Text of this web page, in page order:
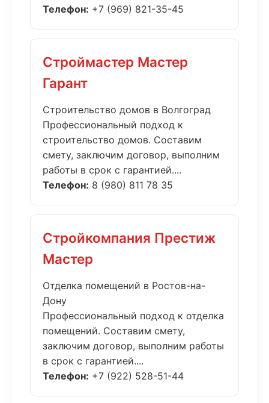
Телефон: +7 (969) 821-35-45
Строймастер Мастер
Гарант
Строительство домов в Волгоград
Профессиональный подход к
строительство домов. Составим
смету, заключим договор, выполним
работы в срок с гарантией....
Телефон: 8 (980) 811 78 35
Стройкомпания Престиж
Мастер
Отделка помещений в Ростов-на-
Дону
Профессиональный подход к отделка
помещений. Составим смету,
заключим договор, выполним работы
в срок с гарантией....
Телефон: +7 (922) 528-51-44